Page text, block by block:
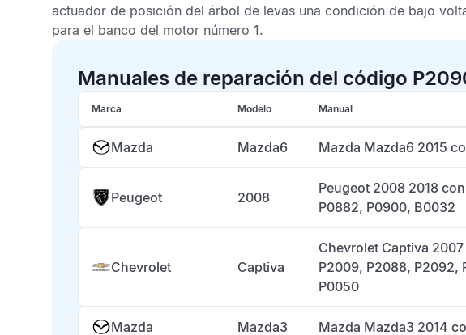
actuador de posición del árbol de levas una condición de bajo
para el banco del motor número 1.
Manuales de reparación del código
Marca Modelo Manual
Mazda Mazda6 Mazda Mazda6 2015
Peugeot 2008
Peugeot 2008 2018
P0882, P0900, B0032
Chevrolet Captiva
Chevrolet Captiva
P2009, P2088, P2092,
P0050
Mazda Mazda3 Mazda Mazda3 2014